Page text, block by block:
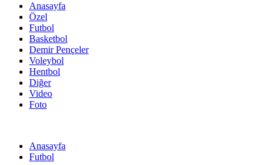
Anasayfa
Özel
Futbol
Basketbol
Demir Pençeler
Voleybol
Hentbol
Diğer
Video
Foto
Anasayfa
Futbol